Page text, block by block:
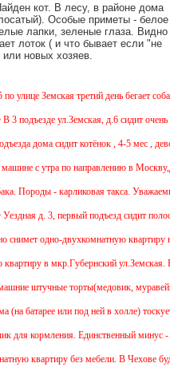
кот. В лесу, в районе дома
Особые приметы - белое
лапки, зеленые глаза. Видно
лоток ( и что бывает если "не
новых хозяев.
Земская третий день бегает собака
ул.Земская, д.6 сидит очень
дома сидит котёнок , 4-5 мес ,
с утра по направлению в
- карликовая такса. Уважаемые
д. 3, первый подъезд сидит
одно-двухкомнатную квартиру на
в мкр.Губернский ул.Земская.
торты(медовик, муравейник,
или под ней в холле) тоскует и
кормления. Единственный минус - нет
без мебели. В Чехове буду